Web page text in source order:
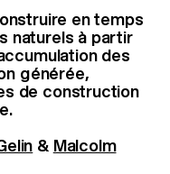
en temps
naturels à partir
des
générée,
de construction
& Malcolm